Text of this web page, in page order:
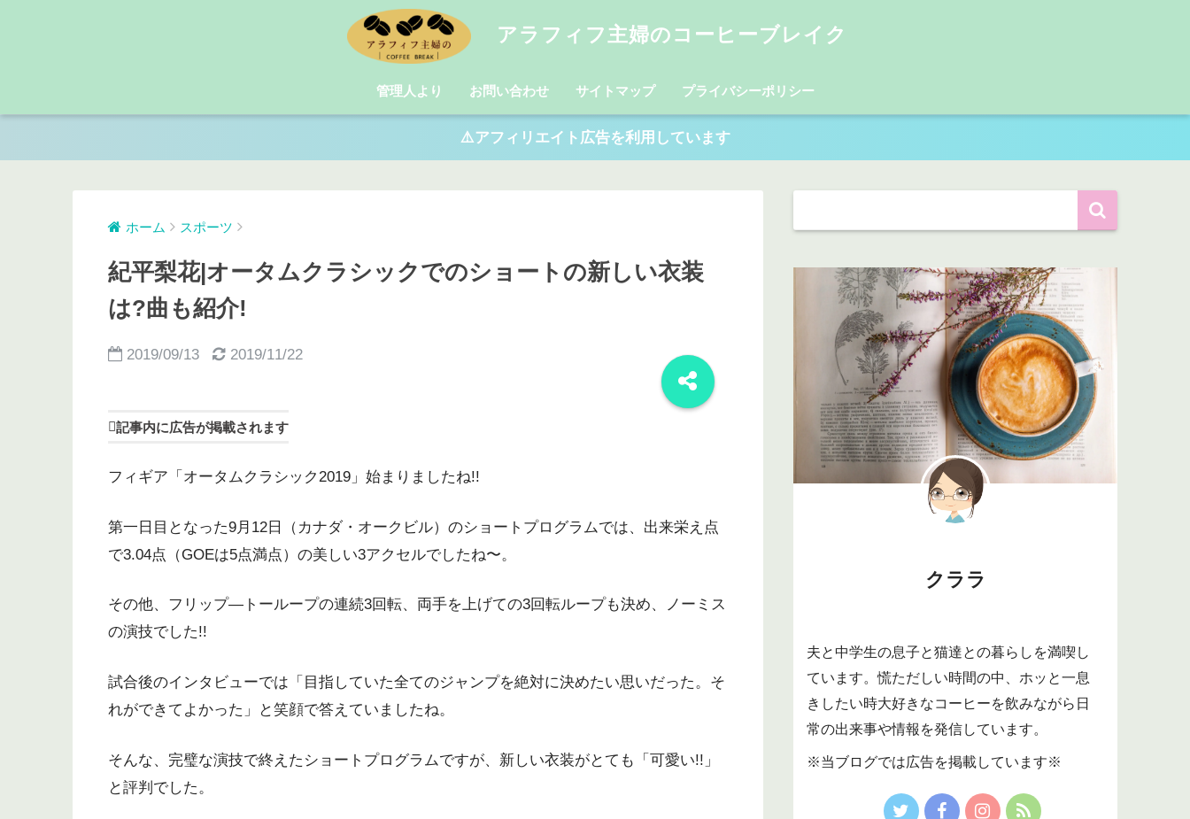
アラフィフ主婦のコーヒーブレイク
管理人より お問い合わせ サイトマップ プライバシーポリシー
⚠️アフィリエイト広告を利用しています
ホーム スポーツ
紀平梨花|オータムクラシックでのショートの新しい衣装
は?曲も紹介!
2019/09/13 2019/11/22
記事内に広告が掲載されます
フィギア「オータムクラシック2019」始まりましたね!!
第一日目となった9月12日（カナダ・オークビル）のショートプログラムでは、出来栄え点
で3.04点（GOEは5点満点）の美しい3アクセルでしたね〜。
その他、フリップ―トーループの連続3回転、両手を上げての3回転ループも決め、ノーミス
の演技でした!!
試合後のインタビューでは「目指していた全てのジャンプを絶対に決めたい思いだった。そ
れができてよかった」と笑顔で答えていましたね。
そんな、完璧な演技で終えたショートプログラムですが、新しい衣装がとても「可愛い!!」
と評判でした。
クララ
夫と中学生の息子と猫達との暮らしを満喫し
ています。慌ただしい時間の中、ホッと一息
きしたい時大好きなコーヒーを飲みながら日
常の出来事や情報を発信しています。
※当ブログでは広告を掲載しています※